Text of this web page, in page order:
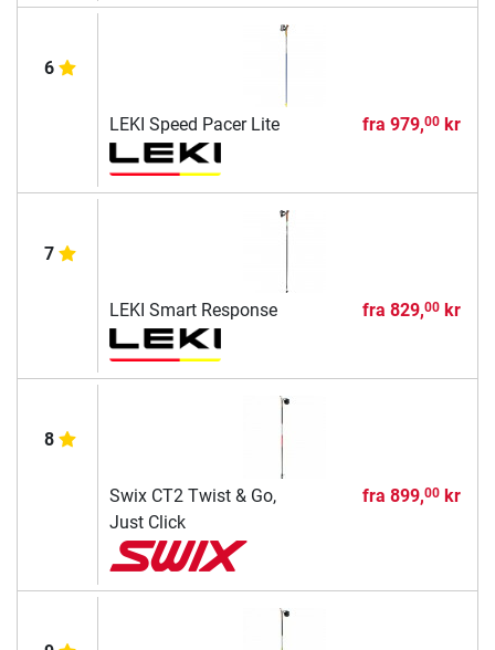
6
LEKI Speed Pacer Lite fra 979,00kr
7
LEKI Smart Response fra 829,00kr
8
Swix CT2 Twist & Go,
Just Click
fra 899,00kr